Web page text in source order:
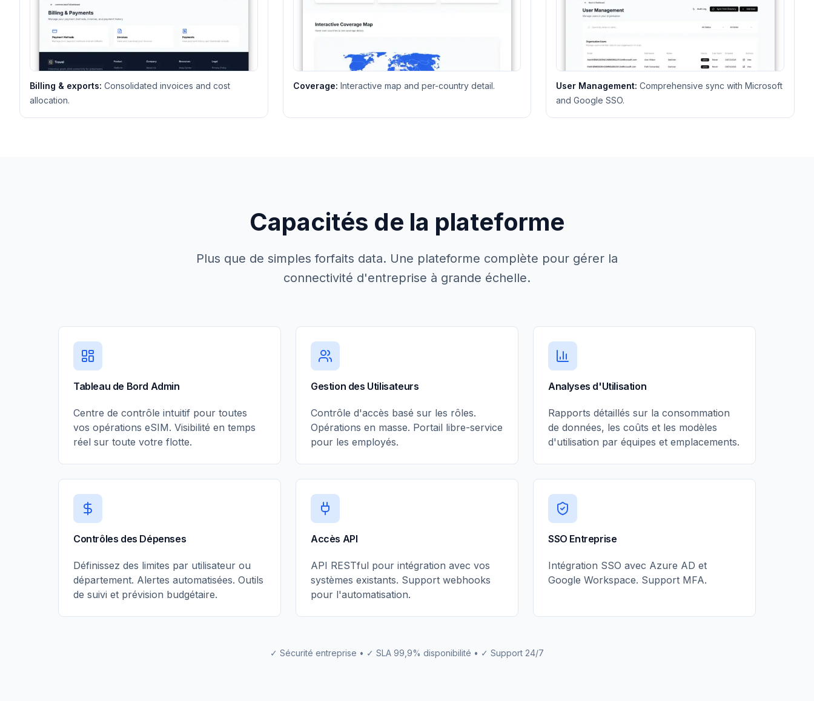
Billing & exports: Consolidated invoices and cost
allocation.
Coverage: Interactive map and per-country detail. User Management: Comprehensive sync with Microsoft
and Google SSO.
Capacités de la plateforme
Plus que de simples forfaits data. Une plateforme complète pour gérer la
connectivité d'entreprise à grande échelle.
Tableau de Bord Admin
Centre de contrôle intuitif pour toutes
vos opérations eSIM. Visibilité en temps
réel sur toute votre flotte.
Gestion des Utilisateurs
Contrôle d'accès basé sur les rôles.
Opérations en masse. Portail libre-service
pour les employés.
Analyses d'Utilisation
Rapports détaillés sur la consommation
de données, les coûts et les modèles
d'utilisation par équipes et emplacements.
Contrôles des Dépenses
Définissez des limites par utilisateur ou
département. Alertes automatisées. Outils
de suivi et prévision budgétaire.
Accès API
API RESTful pour intégration avec vos
systèmes existants. Support webhooks
pour l'automatisation.
SSO Entreprise
Intégration SSO avec Azure AD et
Google Workspace. Support MFA.
✓ Sécurité entreprise • ✓ SLA 99,9% disponibilité • ✓ Support 24/7